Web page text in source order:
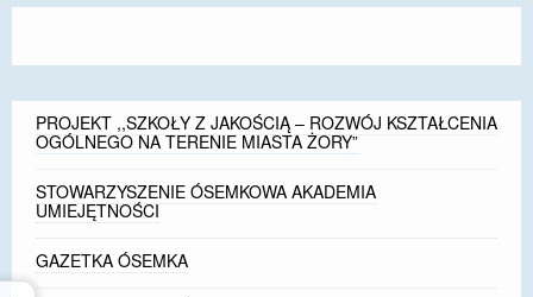
PROJEKT ,,SZKOŁY Z JAKOŚCIĄ – ROZWÓJ KSZTAŁCENIA
OGÓLNEGO NA TERENIE MIASTA ŻORY”
STOWARZYSZENIE ÓSEMKOWA AKADEMIA
UMIEJĘTNOŚCI
GAZETKA ÓSEMKA